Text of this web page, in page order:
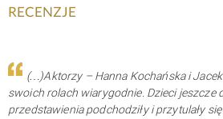
RECENZJE
(…)Aktorzy – Hanna Kochańska i
swoich rolach wiarygodnie. Dzieci jeszcze
przedstawienia podchodziły i przytulały